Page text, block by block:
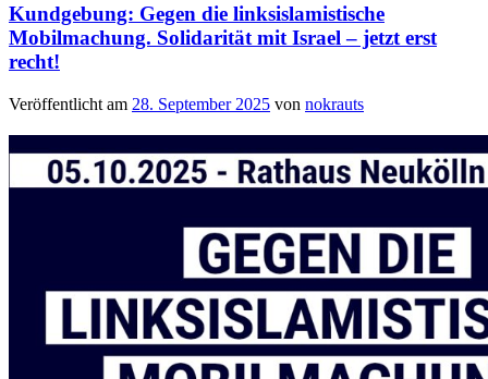
Kundgebung: Gegen die linksislamistische
Mobilmachung. Solidarität mit Israel – jetzt erst
recht!
Veröffentlicht am 28. September 2025 von nokrauts